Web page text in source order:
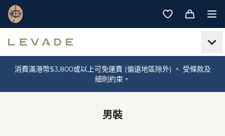
消費滿港幣$3,800或以上可免運費 (偏遠地區除外) 。 受條款及
細則約束。
男裝